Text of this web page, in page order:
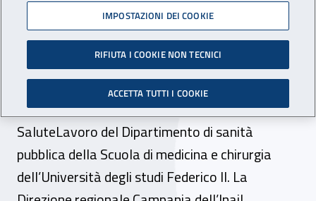
Convegno -
OspedaleSicuroDuemila23
Napoli 2-3 ottobre 2023. Giunto alla XX
edizione, l’evento è promosso dall’Osservatorio
SaluteLavoro del Dipartimento di sanità
pubblica della Scuola di medicina e chirurgia
dell’Università degli studi Federico II. La
IMPOSTAZIONI DEI COOKIE
RIFIUTA I COOKIE NON TECNICI
ACCETTA TUTTI I COOKIE